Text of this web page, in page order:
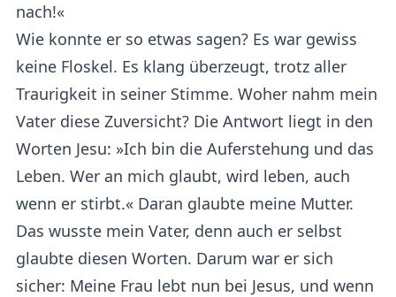
nach!«
Wie konnte er so etwas sagen? Es war gewiss
keine Floskel. Es klang überzeugt, trotz aller
Traurigkeit in seiner Stimme. Woher nahm mein
Vater diese Zuversicht? Die Antwort liegt in den
Worten Jesu: »Ich bin die Auferstehung und das
Leben. Wer an mich glaubt, wird leben, auch
wenn er stirbt.« Daran glaubte meine Mutter.
Das wusste mein Vater, denn auch er selbst
glaubte diesen Worten. Darum war er sich
sicher: Meine Frau lebt nun bei Jesus, und wenn